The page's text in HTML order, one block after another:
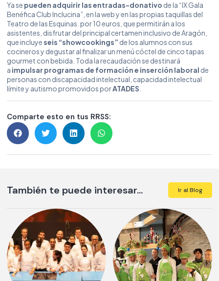
Ya se pueden adquirir las entradas-donativo de la “IX Gala
Benéfica Club Inclucina”, en laweby en las propias taquillas del
Teatro de las Esquinas. por 10 euros, que permitirán a los
asistentes, disfrutar del principal certamen inclusivo de Aragón,
que incluye seis “showcookings” de los alumnos con sus
cocineros y degustar al finalizar un menú cóctel de cinco tapas
gourmet con bebida. Toda la recaudación se destinará
a impulsar programas de formación e inserción laboral de
personas con discapacidad intelectual, capacidad intelectual
límite y autismo promovidos porATADES
Comparte esto en tus RRSS:
También te puede interesar... Ir al Blog